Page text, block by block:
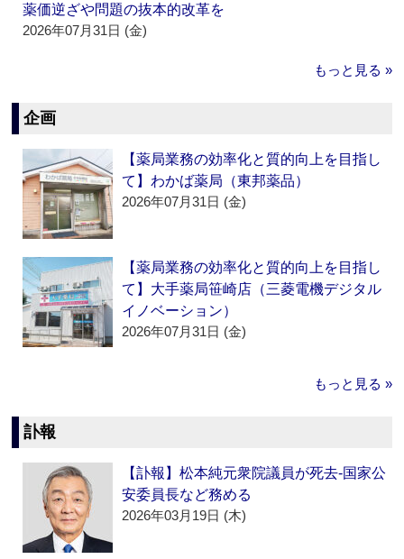
薬価逆ざや問題の抜本的改革を
2026年07月31日 (金)
もっと見る »
企画
【薬局業務の効率化と質的向上を目指し
て】わかば薬局（東邦薬品）
2026年07月31日 (金)
【薬局業務の効率化と質的向上を目指し
て】大手薬局笹崎店（三菱電機デジタル
イノベーション）
2026年07月31日 (金)
もっと見る »
訃報
【訃報】松本純元衆院議員が死去‐国家公
安委員長など務める
2026年03月19日 (木)